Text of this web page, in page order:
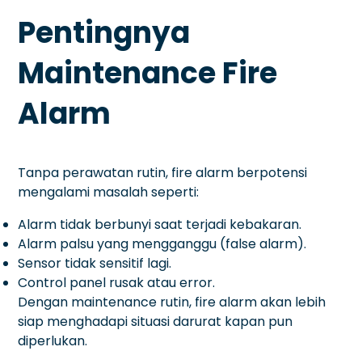
Pentingnya
Maintenance Fire
Alarm
Tanpa perawatan rutin, fire alarm berpotensi
mengalami masalah seperti:
Alarm tidak berbunyi saat terjadi kebakaran.
Alarm palsu yang mengganggu (false alarm).
Sensor tidak sensitif lagi.
Control panel rusak atau error.
Dengan maintenance rutin, fire alarm akan lebih
siap menghadapi situasi darurat kapan pun
diperlukan.